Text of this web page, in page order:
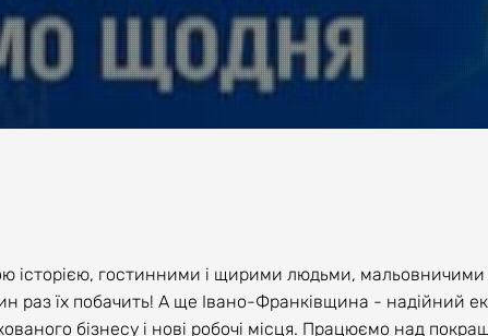
історією, гостинними і щирими людьми, мальовничими
раз їх побачить! А ще Івано-Франківщина - надійний
бізнесу і нові робочі місця. Працюємо над